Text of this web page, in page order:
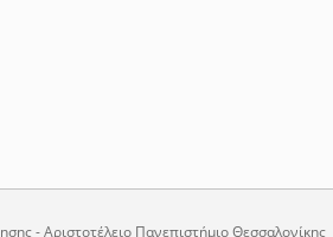
- Αριστοτέλειο Πανεπιστήμιο Θεσσαλονίκης